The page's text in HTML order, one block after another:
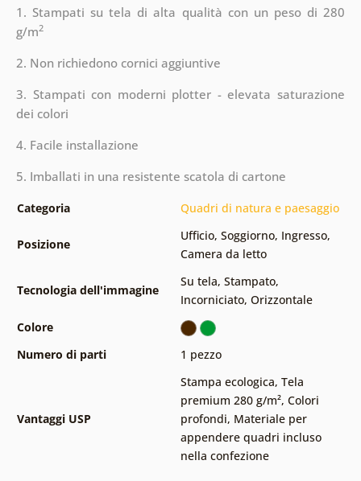
1. Stampati su tela di alta qualità con un peso di 280
g/m2
2. Non richiedono cornici aggiuntive
3. Stampati con moderni plotter - elevata saturazione
dei colori
4. Facile installazione
5. Imballati in una resistente scatola di cartone
Categoria Quadri di natura e paesaggio
Posizione
Ufficio, Soggiorno, Ingresso,
Camera da letto
Tecnologia dell'immagine
Su tela, Stampato,
Incorniciato, Orizzontale
Colore
Numero di parti
1 pezzo
Vantaggi USP
Stampa ecologica, Tela
premium 280 g/m², Colori
profondi, Materiale per
appendere quadri incluso
nella confezione